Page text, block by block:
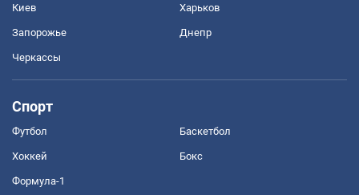
Киев Харьков
Запорожье Днепр
Черкассы
Спорт
Футбол Баскетбол
Хоккей Бокс
Формула-1